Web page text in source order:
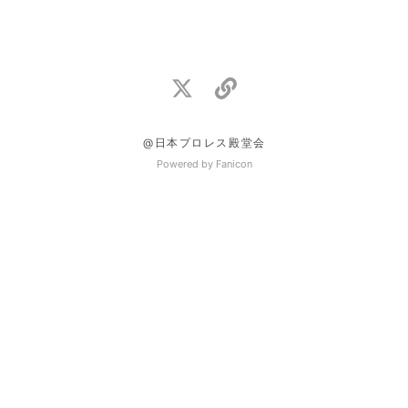
@日本プロレス殿堂会
Powered by Fanicon